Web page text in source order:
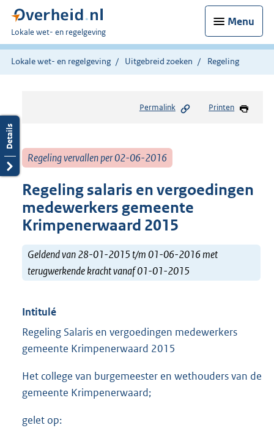
Menu
U
bent
hier:
Lokale wet- en regelgeving
Lokale wet- en regelgeving Uitgebreid zoeken Regeling
Permalink Printen
Regeling vervallen per 02-06-2016
Regeling salaris en vergoedingen
medewerkers gemeente
Krimpenerwaard 2015
Geldend van 28-01-2015 t/m 01-06-2016 met
terugwerkende kracht vanaf 01-01-2015
Intitulé
Regeling Salaris en vergoedingen medewerkers
gemeente Krimpenerwaard 2015
Het college van burgemeester en wethouders van de
gemeente Krimpenerwaard;
gelet op: